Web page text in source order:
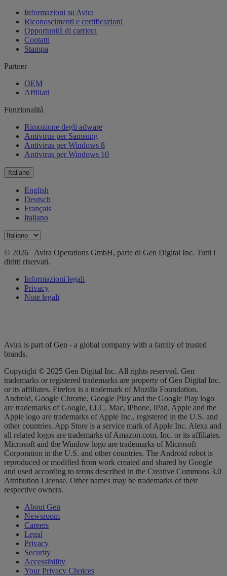
Informazioni su Avira
Riconoscimenti e certificazioni
Opportunità di carriera
Contatti
Stampa
Partner
OEM
Affiliati
Funzionalità
Rimozione degli adware
Antivirus per Samsung
Antivirus per Windows 8
Antivirus per Windows 10
Italiano
English
Deutsch
Français
Italiano
© 2026 Avira Operations GmbH, parte di Gen Digital Inc. Tutti i
diritti riservati.
Informazioni legali
Privacy
Note legali
Avira is part of Gen - a global company with a family of trusted
brands.
Copyright © 2025 Gen Digital Inc. All rights reserved. Gen
trademarks or registered trademarks are property of Gen Digital Inc.
or its affiliates. Firefox is a trademark of Mozilla Foundation.
Android, Google Chrome, Google Play and the Google Play logo
are trademarks of Google, LLC. Mac, iPhone, iPad, Apple and the
Apple logo are trademarks of Apple Inc., registered in the U.S. and
other countries. App Store is a service mark of Apple Inc. Alexa and
all related logos are trademarks of Amazon.com, Inc. or its affiliates.
Microsoft and the Window logo are trademarks of Microsoft
Corporation in the U.S. and other countries. The Android robot is
reproduced or modified from work created and shared by Google
and used according to terms described in the Creative Commons 3.0
Attribution License. Other names may be trademarks of their
respective owners.
About Gen
Newsroom
Careers
Legal
Privacy
Security
Accessibility
Your Privacy Choices